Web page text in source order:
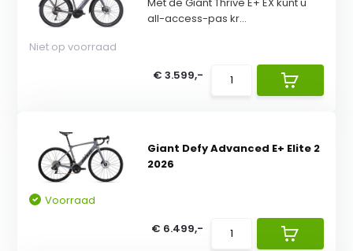
all-access-pas kr...
Niet op voorraad
€ 3.599,-
Giant Defy Advanced E+ Elite 2
2026
Voorraad
€ 6.499,-